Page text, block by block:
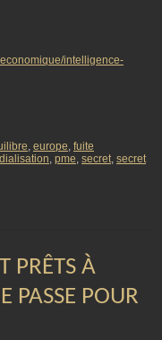
intelligence-
, europe, fuite
, pme, secret, secret
PRÊTS À
PASSE POUR